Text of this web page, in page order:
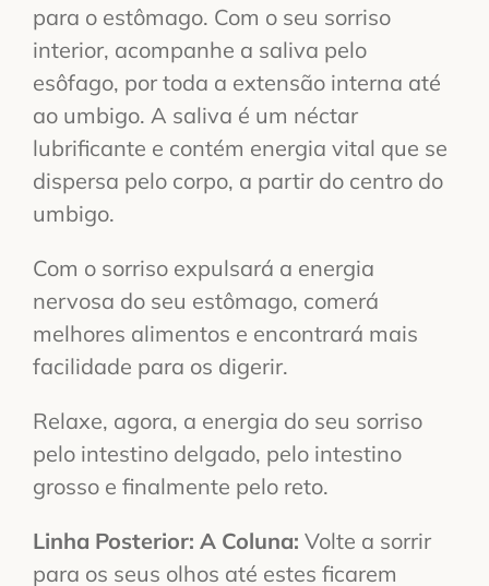
para o estômago. Com o seu sorriso
interior, acompanhe a saliva pelo
esôfago, por toda a extensão interna até
ao umbigo. A saliva é um néctar
lubrificante e contém energia vital que se
dispersa pelo corpo, a partir do centro do
umbigo.
Com o sorriso expulsará a energia
nervosa do seu estômago, comerá
melhores alimentos e encontrará mais
facilidade para os digerir.
Relaxe, agora, a energia do seu sorriso
pelo intestino delgado, pelo intestino
grosso e finalmente pelo reto.
Linha Posterior: A Coluna: Volte a sorrir
para os seus olhos até estes ficarem